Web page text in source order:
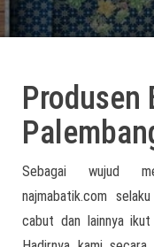
Produsen
Sebagai wujud
najmabatik.com selaku
cabut dan lainnya